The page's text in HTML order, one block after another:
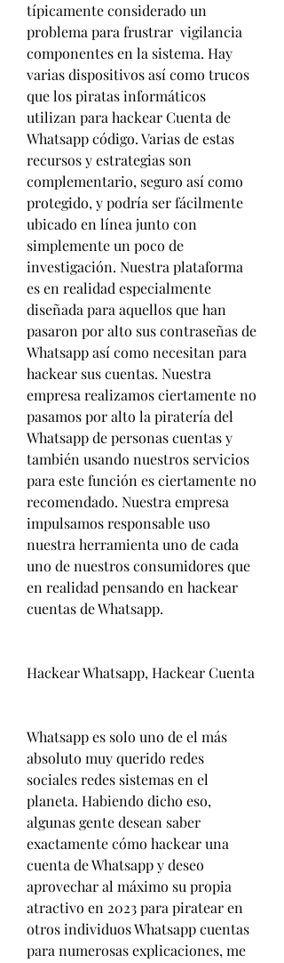
típicamente considerado un
problema para frustrar  vigilancia
componentes en la sistema. Hay
varias dispositivos así como trucos
que los piratas informáticos
utilizan para hackear Cuenta de
Whatsapp código. Varias de estas
recursos y estrategias son
complementario, seguro así como
protegido, y podría ser fácilmente
ubicado en línea junto con
simplemente un poco de
investigación. Nuestra plataforma
es en realidad especialmente
diseñada para aquellos que han
pasaron por alto sus contraseñas de
Whatsapp así como necesitan para
hackear sus cuentas. Nuestra
empresa realizamos ciertamente no
pasamos por alto la piratería del
Whatsapp de personas cuentas y
también usando nuestros servicios
para este función es ciertamente no
recomendado. Nuestra empresa
impulsamos responsable uso
nuestra herramienta uno de cada
uno de nuestros consumidores que
en realidad pensando en hackear
cuentas de Whatsapp.
Whatsapp es solo uno de el más
absoluto muy querido redes
sociales redes sistemas en el
planeta. Habiendo dicho eso,
algunas gente desean saber
exactamente cómo hackear una
cuenta de Whatsapp y deseo
aprovechar al máximo su propia
atractivo en 2023 para piratear en
otros individuos Whatsapp cuentas
para numerosas explicaciones, me